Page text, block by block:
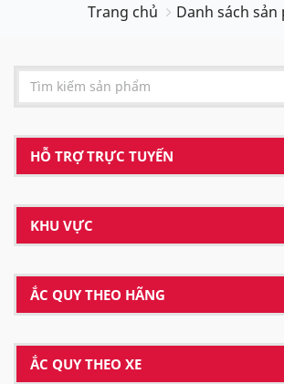
Trang chủ Danh sách sản
HỖ TRỢ TRỰC TUYẾN
KHU VỰC
ẮC QUY THEO HÃNG
ẮC QUY THEO XE